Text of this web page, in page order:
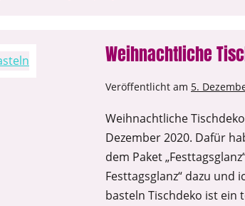
Weihnachtliche
Veröffentlicht am 5.
Weihnachtliche
Dezember 2020. Dafür
dem Paket
Festtagsglanz“ dazu und
basteln Tischdeko ist ein